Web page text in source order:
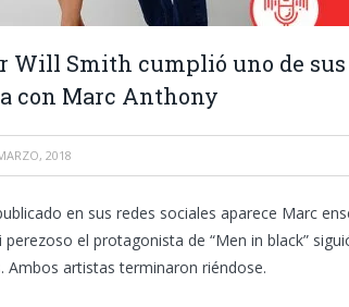
Will Smith cumplió uno de sus
con Marc Anthony
2018
en sus redes sociales aparece Marc
perezoso el protagonista de “Men in black”
Ambos artistas terminaron riéndose.